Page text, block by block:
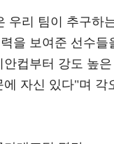
우리 팀이 추구하
을 보여준 선수
컵부터 강도 높
자신 있다"며